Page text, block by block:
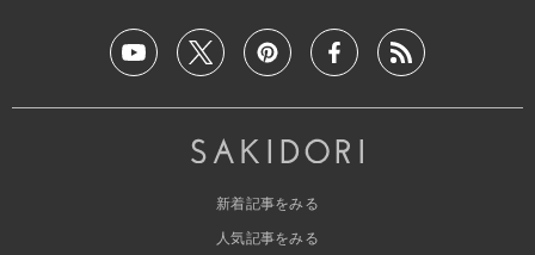
新着記事をみる
人気記事をみる